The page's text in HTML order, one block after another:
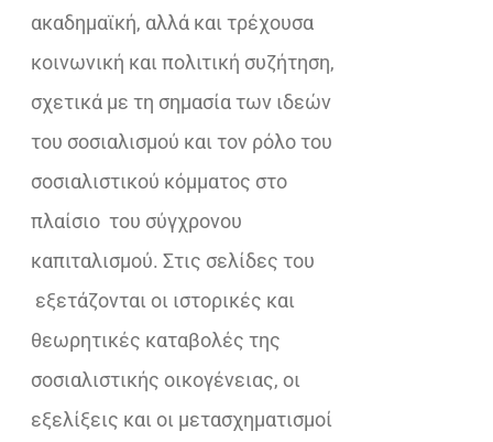
ακαδημαϊκή, αλλά και τρέχουσα
κοινωνική και πολιτική συζήτηση,
σχετικά με τη σημασία των ιδεών
του σοσιαλισμού και τον ρόλο του
σοσιαλιστικού κόμματος στο
πλαίσιο του σύγχρονου
καπιταλισμού. Στις σελίδες του
εξετάζονται οι ιστορικές και
θεωρητικές καταβολές της
σοσιαλιστικής οικογένειας, οι
εξελίξεις και οι μετασχηματισμοί